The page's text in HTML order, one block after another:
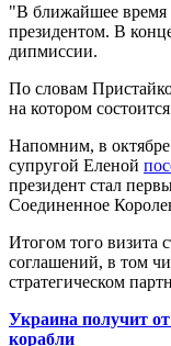
"В ближайшее время
президентом. В
дипмиссии.
По словам
на котором
Напомним, в
супругой Еленой
президент стал
Соединенное
Итогом того визита
соглашений, в том
стратегическом
Украина получит
корабли